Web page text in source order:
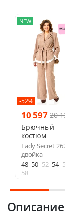
NEW
-52%
10 597 20
Брючный
костюм
Lady Secret
двойка
48 50 52 54
58
Описание